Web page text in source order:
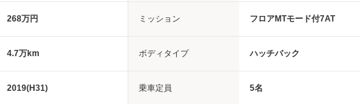
268万円 ミッション フロアMTモード付7AT
4.7万km ボディタイプ ハッチバック
2019(H31) 乗車定員 5名